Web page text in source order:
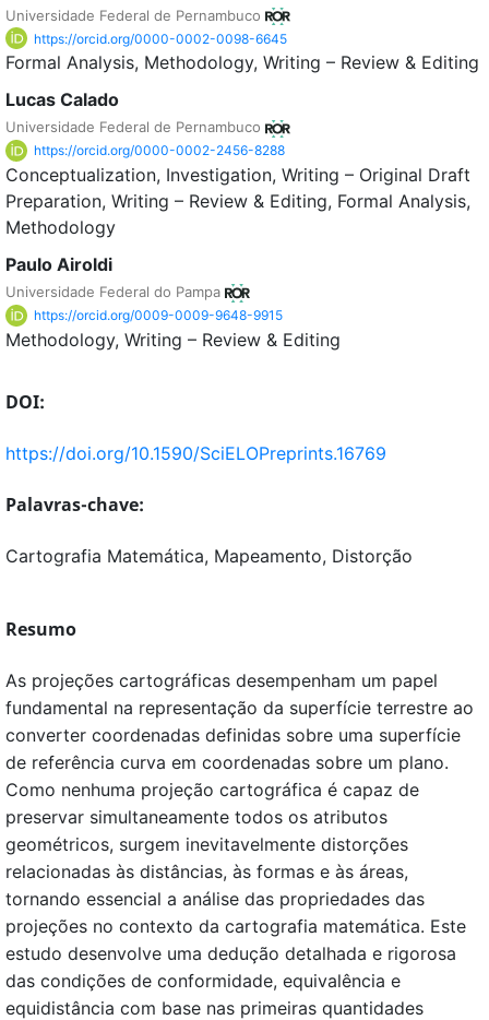
Universidade Federal de Pernambuco
https://orcid.org/0000-0002-0098-6645
Formal Analysis Methodology Writing – Review & Editing
Lucas Calado
Universidade Federal de Pernambuco
https://orcid.org/0000-0002-2456-8288
Conceptualization Investigation Writing – Original Draft
Preparation Writing – Review & Editing Formal Analysis
Methodology
Paulo Airoldi
Universidade Federal do Pampa
https://orcid.org/0009-0009-9648-9915
Methodology Writing – Review & Editing
DOI:
https://doi.org/10.1590/SciELOPreprints.16769
Palavras-chave:
Cartografia Matemática, Mapeamento, Distorção
Resumo
As projeções cartográficas desempenham um papel
fundamental na representação da superfície terrestre ao
converter coordenadas definidas sobre uma superfície
de referência curva em coordenadas sobre um plano.
Como nenhuma projeção cartográfica é capaz de
preservar simultaneamente todos os atributos
geométricos, surgem inevitavelmente distorções
relacionadas às distâncias, às formas e às áreas,
tornando essencial a análise das propriedades das
projeções no contexto da cartografia matemática. Este
estudo desenvolve uma dedução detalhada e rigorosa
das condições de conformidade, equivalência e
equidistância com base nas primeiras quantidades